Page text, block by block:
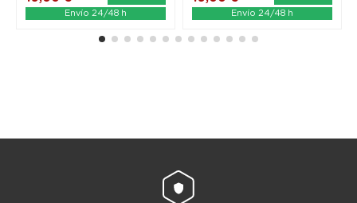
Envío 24/48 h Envío 24/48 h